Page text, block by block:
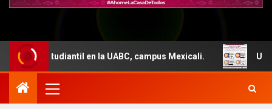
en la UABC, campus Mexicali. Un total de 29